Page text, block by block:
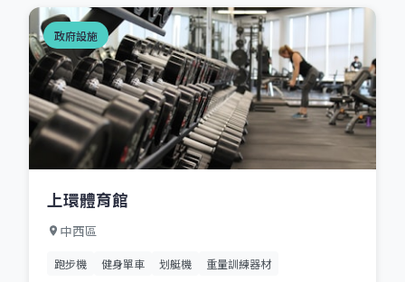
政府設施
上環體育館
中西區
跑步機 健身單車 划艇機 重量訓練器材